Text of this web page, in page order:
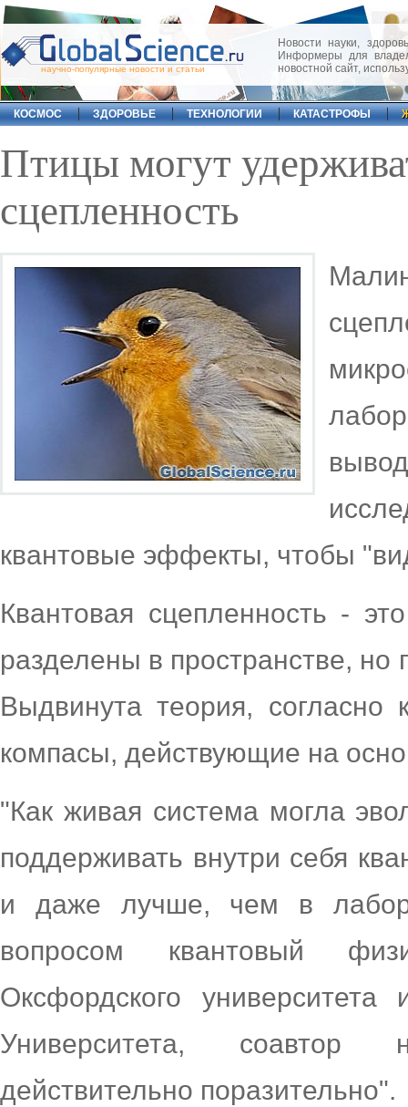
научно-популярные новости и статьи
Новости науки,
Информеры для
новостной сайт,
КОСМОС ЗДОРОВЬЕ ТЕХНОЛОГИИ КАТАСТРОФЫ
Птицы могут
сцепленность
квантовые эффекты, чтобы
Квантовая сцепленность -
разделены в пространстве, но
Выдвинута теория, согласно
компасы, действующие на
"Как живая система могла
поддерживать внутри себя
и даже лучше, чем в
вопросом квантовый
Оксфордского университета
Университета, соавтор
действительно поразительно".